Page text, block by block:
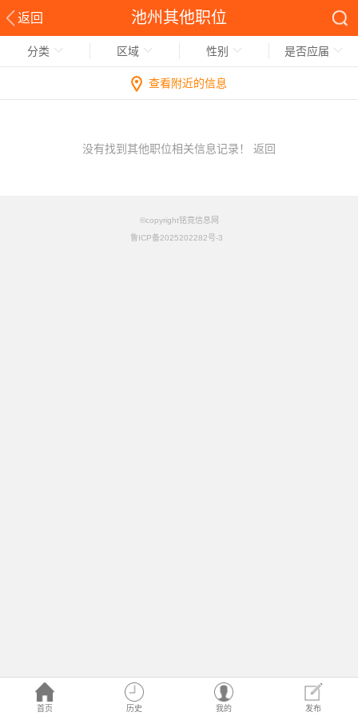
返回 池州其他职位
首页 历史 我的 发布
分类 区域 性别 是否应届
查看附近的信息
没有找到其他职位相关信息记录！ 返回
©copyright铭竟信息网
鲁ICP备2025202282号-3